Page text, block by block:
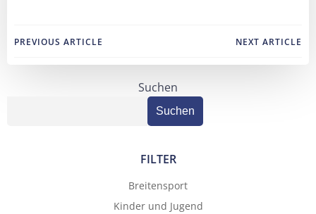
Post
navigation
PREVIOUS ARTICLE
navigation
NEXT ARTICLE
Suchen
Suchen
FILTER
Breitensport
Kinder und Jugend